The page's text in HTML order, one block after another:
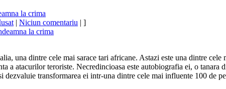
la crima
| Niciun comentariu | ]
una dintre cele mai sarace tari africane. Astazi este una dintre
a atacurilor teroriste. Necredincioasa este autobiografia ei, o
dezvaluie transformarea ei intr-una dintre cele mai influente 100 de